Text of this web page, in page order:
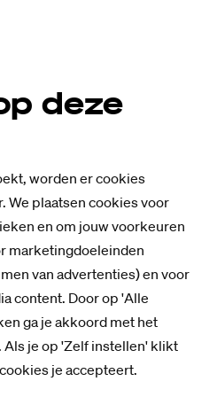
deze
worden er cookies
We plaatsen cookies voor
en om jouw voorkeuren
marketingdoeleinden
van advertenties) en voor
content. Door op 'Alle
ga je akkoord met het
je op 'Zelf instellen' klikt
je accepteert.